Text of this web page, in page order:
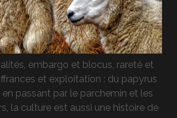
embargo et blocus, rareté et
et exploitation : du papyrus
en passant par le parchemin et les
la culture est aussi une histoire de